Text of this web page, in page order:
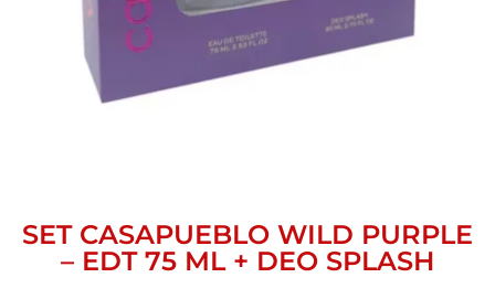
SET CASAPUEBLO WILD PURPLE
– EDT 75 ML + DEO SPLASH